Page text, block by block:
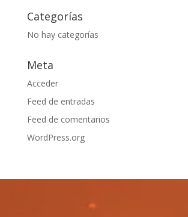
Categorías
No hay categorías
Meta
Acceder
Feed de entradas
Feed de comentarios
WordPress.org